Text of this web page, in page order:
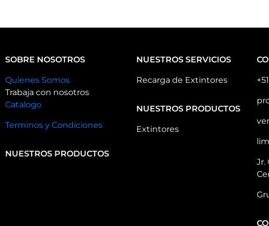
SOBRE NOSOTROS
Quienes Somos
Trabaja con nosotros
Catalogo
Terminos y Condiciones
NUESTROS PRODUCTOS
NUESTROS SERVICIOS
Recarga de Extintores
NUESTROS PRODUCTOS
Extintores
Jr.